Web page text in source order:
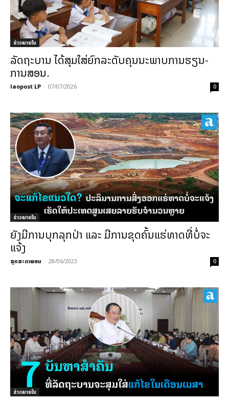
ຂ່າວພາຍ​ໃນ
ລັດຖະບານ ໄດ້ສຸມໃສ່ຍົກລະດັບຄຸນນະພາບການຮຽນ-
ການສອນ.
laopost LP - 07/07/2026 0
ຂ່າວພາຍ​ໃນ
ຍັງມີການບຸກລຸກປ່າ ແລະ ມີການຂຸດຄົ້ນແຮ່ທາດທີ່ບໍ່ຈະ
ແຈ້ງ
ສຸກສະດາພອນ - 28/06/2023 0
ຂ່າວພາຍ​ໃນ